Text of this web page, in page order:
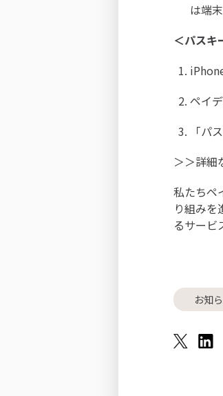
は端
＜パスキ
ペイ
「パ
＞＞詳細
私たちペ
り組み
るサービ
お知